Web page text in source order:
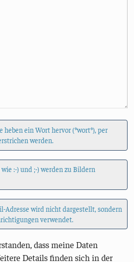
heben ein Wort hervor (*wort*), per
werden.
:-) und ;-) werden zu Bildern
Adresse wird nicht dargestellt, sondern
verwendet.
dass meine Daten
Details finden sich in der